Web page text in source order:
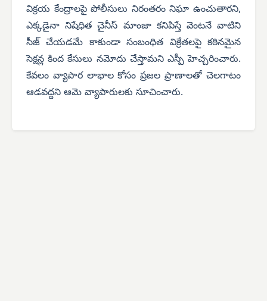
విక్రయ కేంద్రాలపై పోలీసులు నిరంతరం నిఘా ఉంచుతారని,
ఎక్కడైనా నిషేధిత చైనీస్ మాంజా కనిపిస్తే వెంటనే వాటిని
సీజ్ చేయడమే కాకుండా సంబంధిత విక్రేతలపై కఠినమైన
సెక్షన్ల కింద కేసులు నమోదు చేస్తామని ఎస్పీ హెచ్చరించారు.
కేవలం వ్యాపార లాభాల కోసం ప్రజల ప్రాణాలతో చెలగాటం
ఆడవద్దని ఆమె వ్యాపారులకు సూచించారు.